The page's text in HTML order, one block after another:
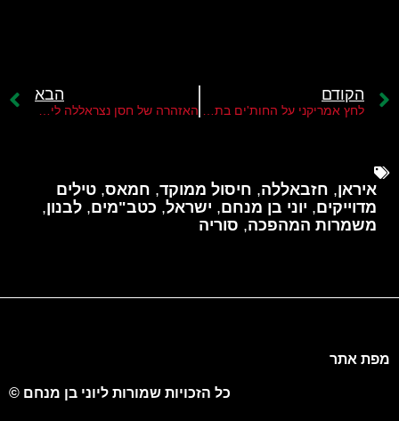
הקודם
לחץ אמריקני על החות'ים בתימן להתנתק מאיראן
הבא
האזהרה של חסן נצראללה לישראל
איראן, חזבאללה, חיסול ממוקד, חמאס, טילים
מדוייקים, יוני בן מנחם, ישראל, כטב"מים, לבנון,
משמרות המהפכה, סוריה
מפת אתר
כל הזכויות שמורות ליוני בן מנחם ©